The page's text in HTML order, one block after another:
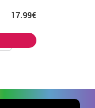
17.99€